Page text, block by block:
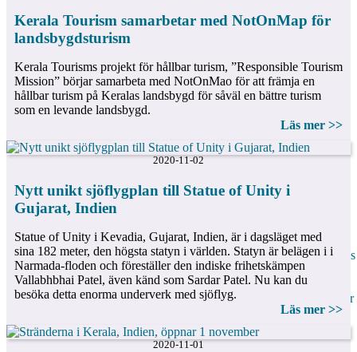
Karnataka
Maharashtra
Orissa
Puducherry
Rajasthan
Sikkim
Telangana
Uttar Pradesh
Västbengalen
Sju systrarna – Indiens
bortglömda hörn i
nordost
Världsarv, sevärdheter
och monument
Monsunguiden
Indien i bilder
Kerala Tourism samarbetar med NotOnMap för
landsbygdsturism
Kerala Tourisms projekt för hållbar turism, ”Responsible Tourism
Mission” börjar samarbeta med NotOnMao för att främja en
hållbar turism på Keralas landsbygd för såväl en bättre turism
som en levande landsbygd.
Läs mer >>
2020-11-02
Nytt unikt sjöflygplan till Statue of Unity i
Gujarat, Indien
Statue of Unity i Kevadia, Gujarat, Indien, är i dagsläget med
sina 182 meter, den högsta statyn i världen. Statyn är belägen i i
Narmada-floden och föreställer den indiske frihetskämpen
Vallabhbhai Patel, även känd som Sardar Patel. Nu kan du
besöka detta enorma underverk med sjöflyg.
Läs mer >>
2020-11-01